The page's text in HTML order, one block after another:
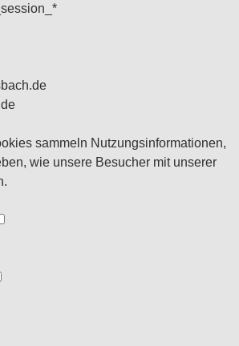
sammeln Nutzungsinformationen,
wie unsere Besucher mit unserer